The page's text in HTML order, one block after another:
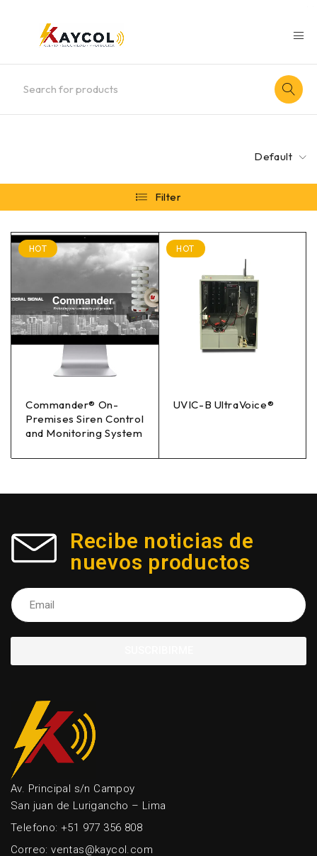
Default
Filter
HOT
Commander® On-
Premises Siren Control
and Monitoring System
HOT
UVIC-B UltraVoice®
Recibe noticias de
nuevos productos
Av. Principal s/n Campoy
San juan de Lurigancho – Lima
Telefono: +51 977 356 808
Correo: ventas@kaycol.com